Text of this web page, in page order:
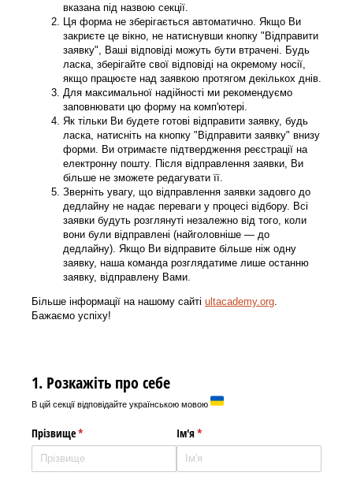
вказана під назвою секції.
Ця форма не зберігається автоматично. Якщо Ви
закриєте це вікно, не натиснувши кнопку "Відправити
заявку", Ваші відповіді можуть бути втрачені. Будь
ласка, зберігайте свої відповіді на окремому носії,
якщо працюєте над заявкою протягом декількох днів.
Для максимальної надійності ми рекомендуємо
заповнювати цю форму на комп'ютері.
Як тільки Ви будете готові відправити заявку, будь
ласка, натисніть на кнопку "Відправити заявку" внизу
форми. Ви отримаєте підтвердження реєстрації на
електронну пошту. Після відправлення заявки, Ви
більше не зможете редагувати її.
Зверніть увагу, що відправлення заявки задовго до
дедлайну не надає переваги у процесі відбору. Всі
заявки будуть розглянуті незалежно від того, коли
вони були відправлені (найголовніше — до
дедлайну). Якщо Ви відправите більше ніж одну
заявку, наша команда розглядатиме лише останню
заявку, відправлену Вами.
Більше інформації на нашому сайті ultacademy.org.
Бажаємо успіху!
1. Розкажіть про себе
В цій секції відповідайте українською мовою
Прізвище*
(required) Ім'я*
(required)